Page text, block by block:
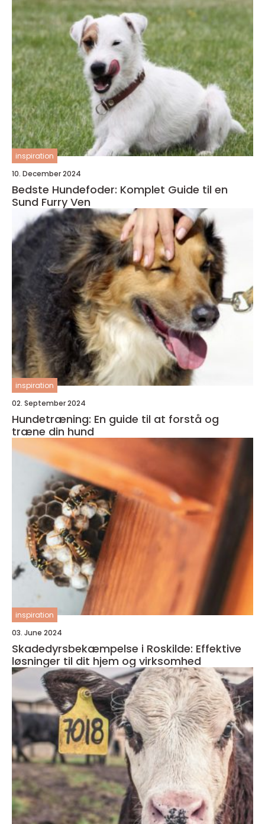
inspiration
10. December 2024
Bedste Hundefoder: Komplet Guide til en
Sund Furry Ven
inspiration
02. September 2024
Hundetræning: En guide til at forstå og
træne din hund
inspiration
03. June 2024
Skadedyrsbekæmpelse i Roskilde: Effektive
løsninger til dit hjem og virksomhed